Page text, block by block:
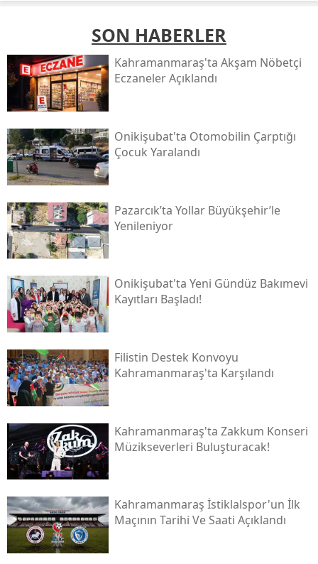
SON HABERLER
Kahramanmaraş'ta Akşam Nöbetçi
Eczaneler Açıklandı
Onikişubat'ta Otomobilin Çarptığı
Çocuk Yaralandı
Pazarcık’ta Yollar Büyükşehir’le
Yenileniyor
Onikişubat'ta Yeni Gündüz Bakımevi
Kayıtları Başladı!
Filistin Destek Konvoyu
Kahramanmaraş'ta Karşılandı
Kahramanmaraş'ta Zakkum Konseri
Müzikseverleri Buluşturacak!
Kahramanmaraş İstiklalspor'un İlk
Maçının Tarihi Ve Saati Açıklandı